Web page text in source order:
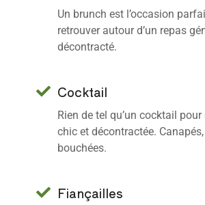
Un brunch est l’occasion
retrouver autour d’un repas
décontracté.
Cocktail
Rien de tel qu’un cocktail
chic et décontractée.
bouchées.
Fiançailles